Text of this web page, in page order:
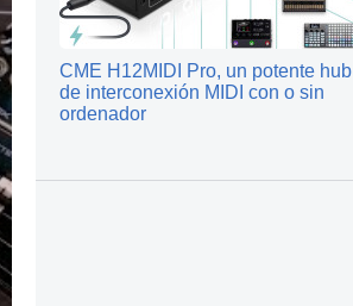
CME H12MIDI Pro, un potente hub
de interconexión MIDI con o sin
ordenador